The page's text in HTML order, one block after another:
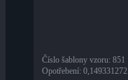
Číslo šablony vzoru: 851
Opotřebení: 0,149331272